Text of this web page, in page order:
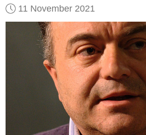
11 November 2021